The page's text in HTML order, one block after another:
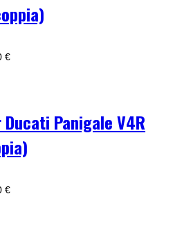
€
Panigale V4R
€